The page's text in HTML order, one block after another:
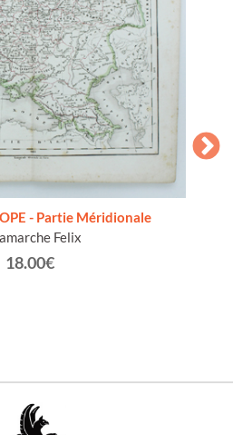
- Partie Méridionale
Felix
18.00€